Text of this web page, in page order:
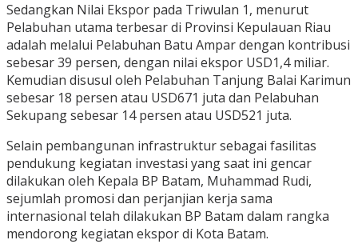
Sedangkan Nilai Ekspor pada Triwulan 1, menurut
Pelabuhan utama terbesar di Provinsi Kepulauan Riau
adalah melalui Pelabuhan Batu Ampar dengan kontribusi
sebesar 39 persen, dengan nilai ekspor USD1,4 miliar.
Kemudian disusul oleh Pelabuhan Tanjung Balai Karimun
sebesar 18 persen atau USD671 juta dan Pelabuhan
Sekupang sebesar 14 persen atau USD521 juta.
Selain pembangunan infrastruktur sebagai fasilitas
pendukung kegiatan investasi yang saat ini gencar
dilakukan oleh Kepala BP Batam, Muhammad Rudi,
sejumlah promosi dan perjanjian kerja sama
internasional telah dilakukan BP Batam dalam rangka
mendorong kegiatan ekspor di Kota Batam.